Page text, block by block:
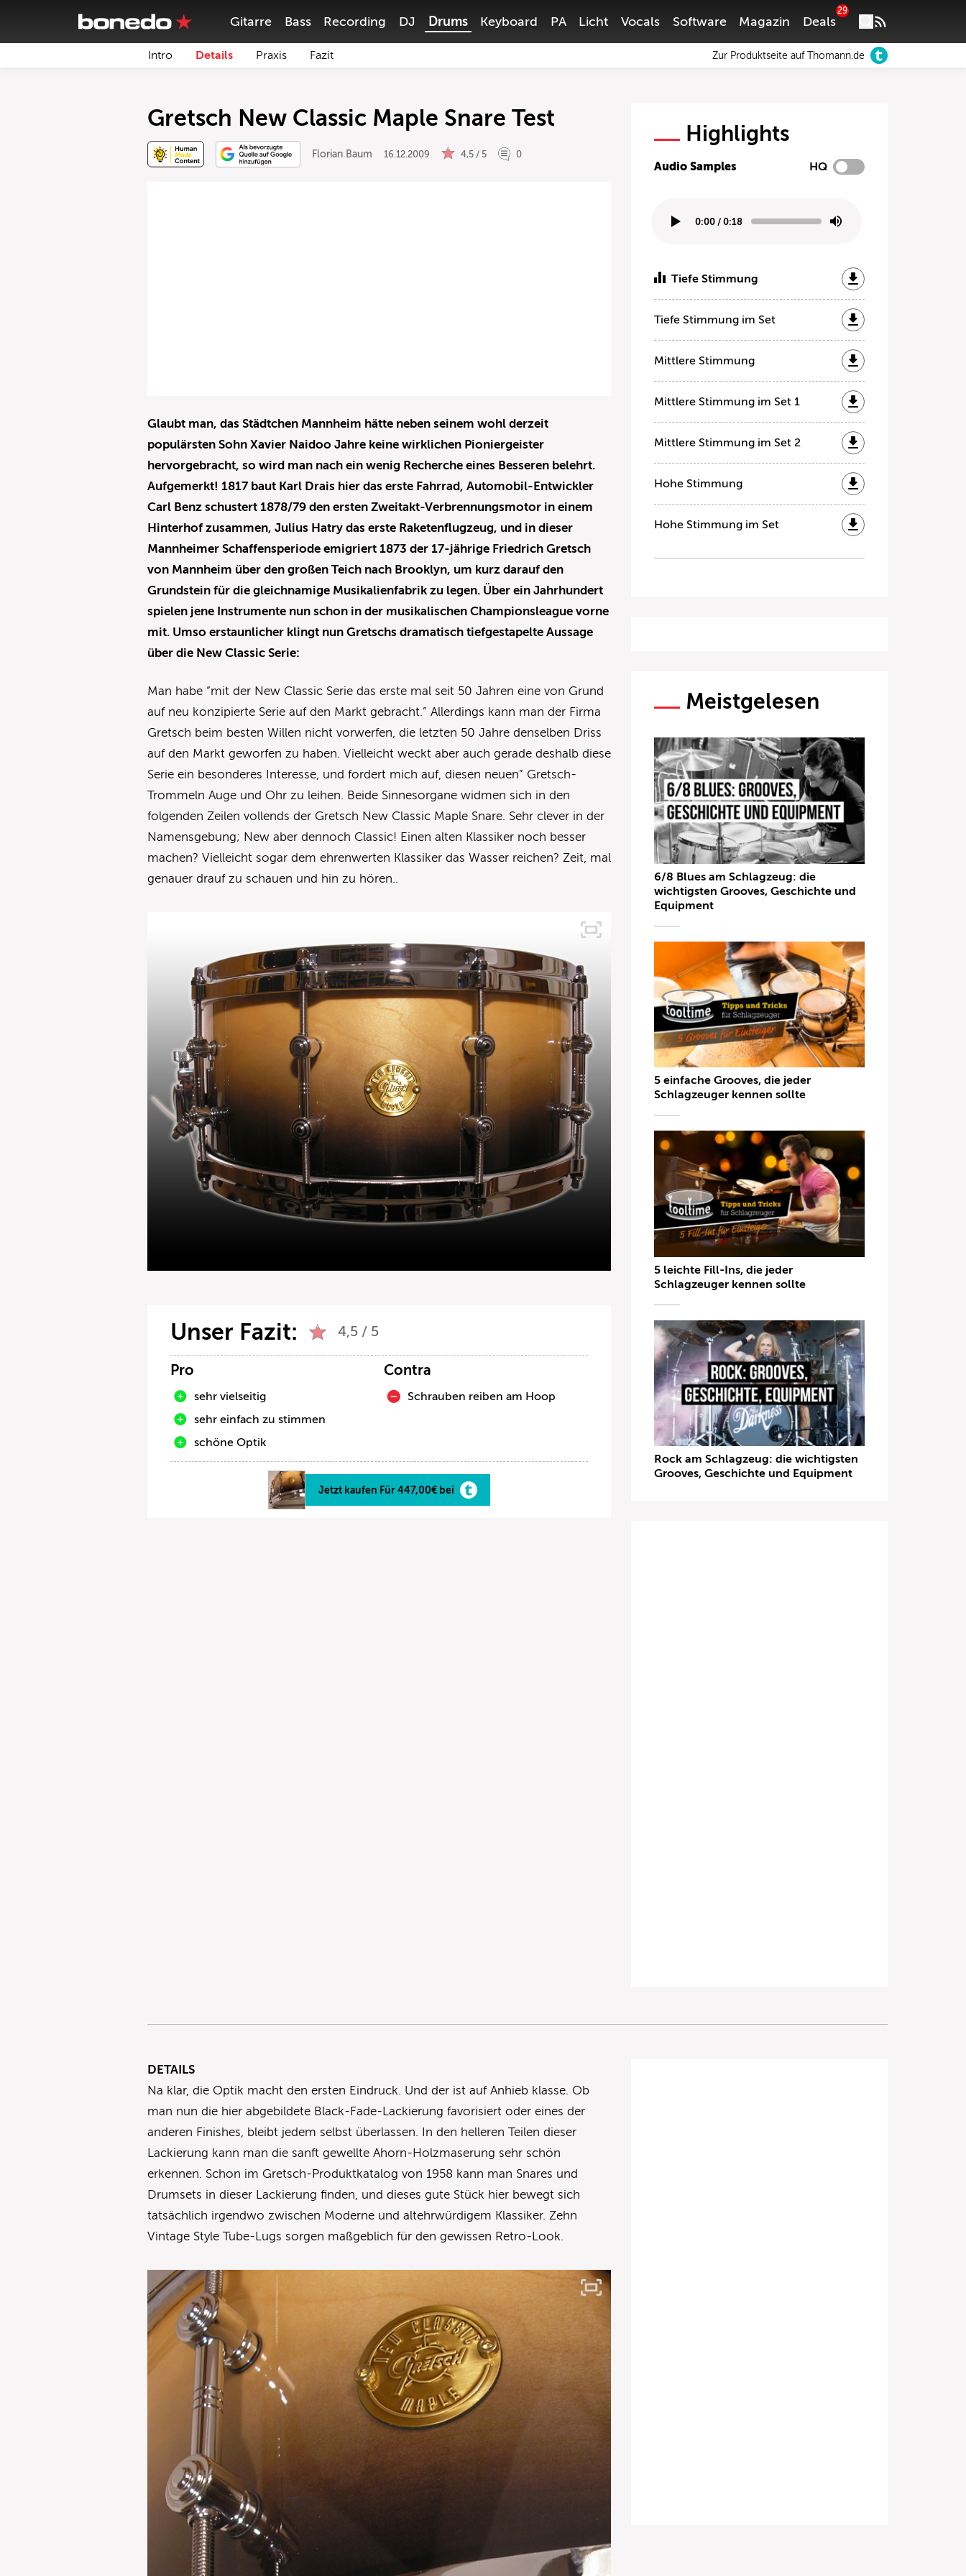
Gitarre Bass Recording DJ Drums Keyboard PA Licht Vocals Software Magazin Deals
29
Intro Details Praxis Fazit Zur Produktseite auf Thomann.de
Gretsch New Classic Maple Snare Test
Florian Baum 16.12.2009 4,5 / 5 0
Glaubt man, das Städtchen Mannheim hätte neben seinem wohl derzeit
populärsten Sohn Xavier Naidoo Jahre keine wirklichen Pioniergeister
hervorgebracht, so wird man nach ein wenig Recherche eines Besseren belehrt.
Aufgemerkt! 1817 baut Karl Drais hier das erste Fahrrad, Automobil-Entwickler
Carl Benz schustert 1878/79 den ersten Zweitakt-Verbrennungsmotor in einem
Hinterhof zusammen, Julius Hatry das erste Raketenflugzeug, und in dieser
Mannheimer Schaffensperiode emigriert 1873 der 17-jährige Friedrich Gretsch
von Mannheim über den großen Teich nach Brooklyn, um kurz darauf den
Grundstein für die gleichnamige Musikalienfabrik zu legen. Über ein Jahrhundert
spielen jene Instrumente nun schon in der musikalischen Championsleague vorne
mit. Umso erstaunlicher klingt nun Gretschs dramatisch tiefgestapelte Aussage
über die New Classic Serie:
Man habe “mit der New Classic Serie das erste mal seit 50 Jahren eine von Grund
auf neu konzipierte Serie auf den Markt gebracht.” Allerdings kann man der Firma
Gretsch beim besten Willen nicht vorwerfen, die letzten 50 Jahre denselben Driss
auf den Markt geworfen zu haben. Vielleicht weckt aber auch gerade deshalb diese
Serie ein besonderes Interesse, und fordert mich auf, diesen neuen” Gretsch-
Trommeln Auge und Ohr zu leihen. Beide Sinnesorgane widmen sich in den
folgenden Zeilen vollends der Gretsch New Classic Maple Snare. Sehr clever in der
Namensgebung; New aber dennoch Classic! Einen alten Klassiker noch besser
machen? Vielleicht sogar dem ehrenwerten Klassiker das Wasser reichen? Zeit, mal
genauer drauf zu schauen und hin zu hören..
Unser Fazit: 4,5 / 5
Pro
sehr vielseitig
sehr einfach zu stimmen
schöne Optik
Contra
Schrauben reiben am Hoop
Jetzt kaufen Für 447,00€ bei
Highlights
Audio Samples HQ
0:00 / 0:18
Tiefe Stimmung
Tiefe Stimmung im Set
Mittlere Stimmung
Mittlere Stimmung im Set 1
Mittlere Stimmung im Set 2
Hohe Stimmung
Hohe Stimmung im Set
Meistgelesen
6/8 Blues am Schlagzeug: die
wichtigsten Grooves, Geschichte und
Equipment
5 einfache Grooves, die jeder
Schlagzeuger kennen sollte
5 leichte Fill-Ins, die jeder
Schlagzeuger kennen sollte
Rock am Schlagzeug: die wichtigsten
Grooves, Geschichte und Equipment
DETAILS
Na klar, die Optik macht den ersten Eindruck. Und der ist auf Anhieb klasse. Ob
man nun die hier abgebildete Black-Fade-Lackierung favorisiert oder eines der
anderen Finishes, bleibt jedem selbst überlassen. In den helleren Teilen dieser
Lackierung kann man die sanft gewellte Ahorn-Holzmaserung sehr schön
erkennen. Schon im Gretsch-Produktkatalog von 1958 kann man Snares und
Drumsets in dieser Lackierung finden, und dieses gute Stück hier bewegt sich
tatsächlich irgendwo zwischen Moderne und altehrwürdigem Klassiker. Zehn
Vintage Style Tube-Lugs sorgen maßgeblich für den gewissen Retro-Look.